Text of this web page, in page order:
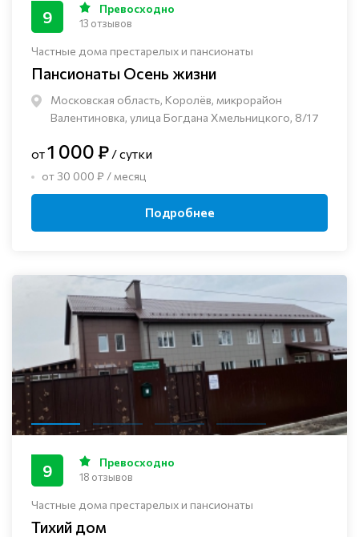
Частные дома престарелых и пансионаты
Пансионаты Осень жизни
Московская область, Королёв, микрорайон
Валентиновка, улица Богдана Хмельницкого, 8/17
9 Превосходно
13 отзывов
от1 000 ₽ / сутки
от 30 000 ₽ / месяц
Подробнее
Частные дома престарелых и пансионаты
Тихий дом
9 Превосходно
18 отзывов